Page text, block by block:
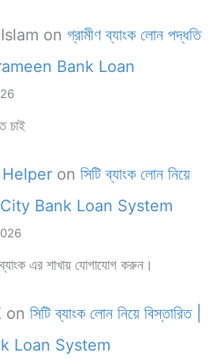
on গ্রামীণ ব্যাংক লোন পদ্ধতি
Bank Loan
চাই
on সিটি ব্যাংক লোন নিয়ে
| City Bank Loan System
ব্যাংক এর শাখায় যোগাযোগ করুন।
on সিটি ব্যাংক লোন নিয়ে বিস্তারিত |
Loan System